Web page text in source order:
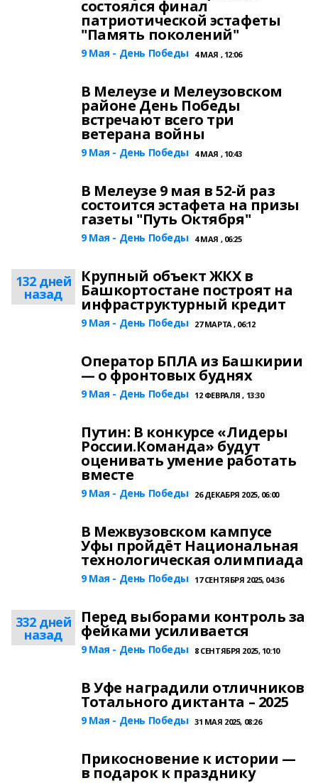
состоялся финал
патриотической эстафеты
"Память поколений"
9 Мая - День Победы 4 МАЯ , 12:06
В Мелеузе и Мелеузовском
районе День Победы
встречают всего три
ветерана войны
9 Мая - День Победы 4 МАЯ , 10:43
В Мелеузе 9 мая в 52-й раз
состоится эстафета на призы
газеты "Путь Октября"
9 Мая - День Победы 4 МАЯ , 06:25
132 дней
назад
Крупный объект ЖКХ в
Башкортостане построят на
инфраструктурный кредит
9 Мая - День Победы 27 МАРТА , 06:12
Оператор БПЛА из Башкирии
— о фронтовых буднях
9 Мая - День Победы 12 ФЕВРАЛЯ , 13:30
Путин: В конкурсе «Лидеры
России.Команда» будут
оценивать умение работать
вместе
9 Мая - День Победы 26 ДЕКАБРЯ 2025, 06:00
В Межвузовском кампусе
Уфы пройдёт Национальная
технологическая олимпиада
9 Мая - День Победы 17 СЕНТЯБРЯ 2025, 04:36
332 дней
назад
Перед выборами контроль за
фейками усиливается
9 Мая - День Победы 8 СЕНТЯБРЯ 2025, 10:10
В Уфе наградили отличников
Тотального диктанта – 2025
9 Мая - День Победы 31 МАЯ 2025, 08:26
Прикосновение к истории —
в подарок к празднику